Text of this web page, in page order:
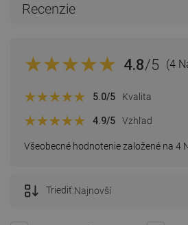
Recenzie
4.8/5 (4
Všeobecné hodnotenie založené na 4
5.0/5 Kvalita
4.9/5 Vzhľad
Triediť:Najnovší